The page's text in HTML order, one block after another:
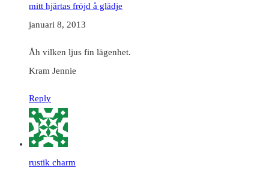
mitt hjärtas fröjd å glädje
januari 8, 2013
Åh vilken ljus fin lägenhet.
Kram Jennie
Reply
rustik charm